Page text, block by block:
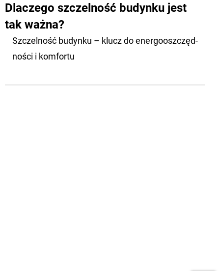
Dlaczego szczelność budynku jest
tak ważna?
Szczel­ność bu­dyn­ku – klucz do ener­go­osz­częd­
no­ści i kom­for­tu